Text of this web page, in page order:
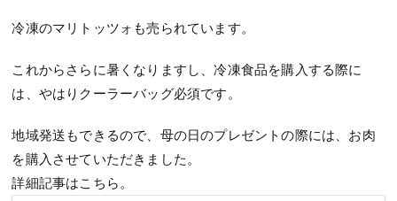
冷凍のマリトッツォも売られています。
これからさらに暑くなりますし、冷凍食品を購入する際に
は、やはりクーラーバッグ必須です。
地域発送もできるので、母の日のプレゼントの際には、お肉
を購入させていただきました。
詳細記事はこちら。